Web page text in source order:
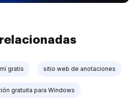
gratis sitio web de anotaciones
gratuita para Windows